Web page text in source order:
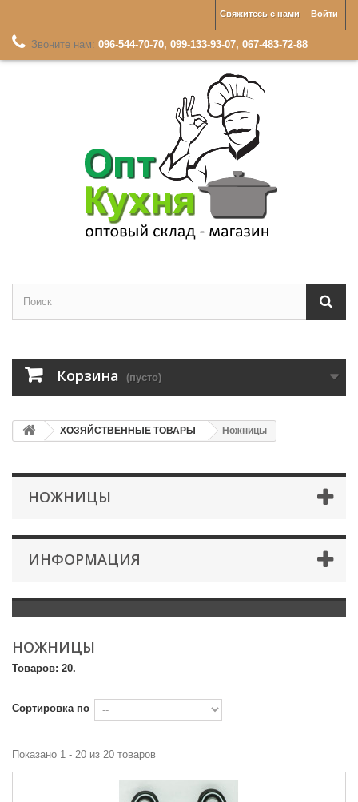
Войти
Свяжитесь с нами
Звоните нам: 096-544-70-70, 099-133-93-07, 067-483-72-88
Корзина (пусто)
ХОЗЯЙСТВЕННЫЕ ТОВАРЫ Ножницы
НОЖНИЦЫ
ИНФОРМАЦИЯ
НОЖНИЦЫ
Товаров: 20.
Сортировка по
Показано 1 - 20 из 20 товаров